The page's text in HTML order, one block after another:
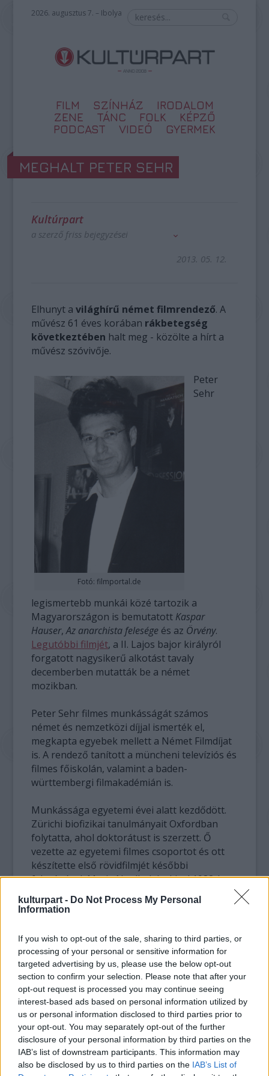
kulturpart - Do Not Process My Personal
Information
If you wish to opt-out of the sale, sharing to third parties, or
processing of your personal or sensitive information for
targeted advertising by us, please use the below opt-out
section to confirm your selection. Please note that after your
opt-out request is processed you may continue seeing
interest-based ads based on personal information utilized by
us or personal information disclosed to third parties prior to
your opt-out. You may separately opt-out of the further
disclosure of your personal information by third parties on the
IAB’s list of downstream participants. This information may
also be disclosed by us to third parties on the IAB’s List of
2026. augusztus 7. – Ibolya
FILM SZÍNHÁZ
IRODALOM
ZENE
TÁNC FOLK
KÉPZŐ
PODCAST
VIDEÓ GYERMEK
MEGHALT PETER SEHR
Kultúrpart
a szerző friss bejegyzései
2013. 05. 12.
Elhunyt avilághírű német filmrendező. A
művész 61 éves korában rákbetegség
következtében halt meg - közölte a hírt a
művész szóvivője.
Fotó: filmportal.de
Peter
Sehr
legismertebb munkái közé tartozik a
Magyarországon is bemutatott Kaspar
Hauser,Az anarchista felesége és az Örvény.
Legutóbbi filmjét, a II. Lajos bajor királyról
forgatott nagysikerű alkotást tavaly
decemberben mutatták be a német
mozikban.
Peter Sehr filmes munkásságát számos
német és nemzetközi díjjal ismerték el,
megkapta egyebek mellett a Német Filmdíjat
is. A rendező tanított a müncheni televíziós és
filmes főiskolán, valamint a baden-
württembergi filmakadémián is.
Munkássága egyetemi évei alatt kezdődött.
Zürichi biofizikai tanulmányait Oxfordban
folytatta, ahol doktorátust is szerzett. Ő
vezette az egyetemi filmes csoportot és ott
készítette első rövidfilmjét későbbi
feleségével, Marie Noelle-lel, akivel 1988-ban
saját filmes céget is alapított PÍArtisan néven.
produceri munkákkal is foglalkozott, 1982
óta élt Münchenben. Peter Sehr tagja volt a
német mellett az Európai Filmakadémiának is.